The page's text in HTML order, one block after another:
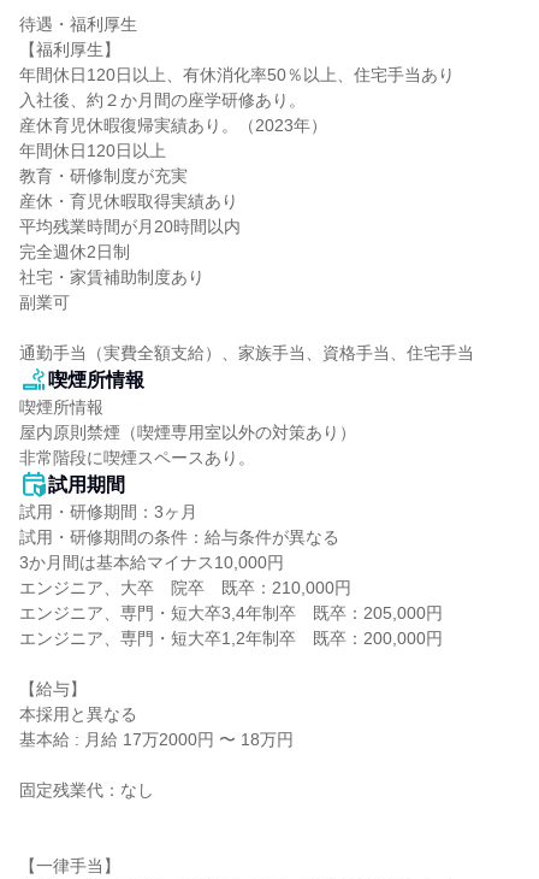
待遇・福利厚生
【福利厚生】
年間休日120日以上、有休消化率50％以上、住宅手当あり
入社後、約２か月間の座学研修あり。
産休育児休暇復帰実績あり。（2023年）
年間休日120日以上
教育・研修制度が充実
産休・育児休暇取得実績あり
平均残業時間が月20時間以内
完全週休2日制
社宅・家賃補助制度あり
副業可
通勤手当（実費全額支給）、家族手当、資格手当、住宅手当
喫煙所情報
喫煙所情報
屋内原則禁煙（喫煙専用室以外の対策あり）
非常階段に喫煙スペースあり。
試用期間
試用・研修期間：3ヶ月
試用・研修期間の条件：給与条件が異なる
3か月間は基本給マイナス10,000円
エンジニア、大卒　院卒　既卒：210,000円
エンジニア、専門・短大卒3,4年制卒　既卒：205,000円
エンジニア、専門・短大卒1,2年制卒　既卒：200,000円
【給与】
本採用と異なる
基本給 : 月給 17万2000円 〜 18万円
固定残業代：なし
【一律手当】